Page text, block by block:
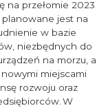
na przełomie 2023
jest na
w bazie
niezbędnych do
na morzu, a
miejscami
rozwoju oraz
W